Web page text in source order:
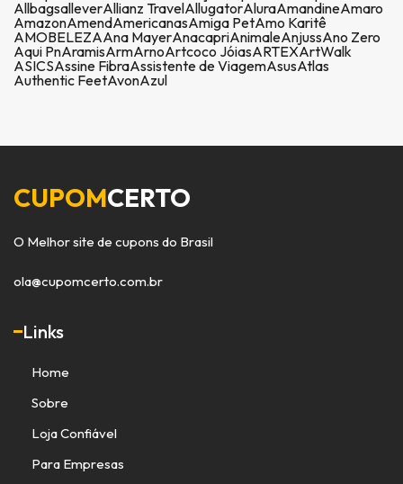
AllbagsalleverAllianz TravelAllugatorAluraAmandineAmaro
AmazonAmendAmericanasAmiga PetAmo Karitê
AMOBELEZAAna MayerAnacapriAnimaleAnjussAno Zero
Aqui PnAramisArmArnoArtcoco JóiasARTEXArtWalk
ASICSAssine FibraAssistente de ViagemAsusAtlas
Authentic FeetAvonAzul
CUPOMCERTO
O Melhor site de cupons do Brasil
ola@cupomcerto.com.br
Links
Home
Sobre
Loja Confiável
Para Empresas